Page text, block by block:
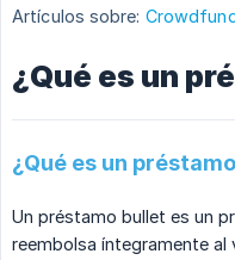
Artículos sobre:
¿Qué es un
¿Qué es un
Un préstamo bullet es un
reembolsa íntegramente al